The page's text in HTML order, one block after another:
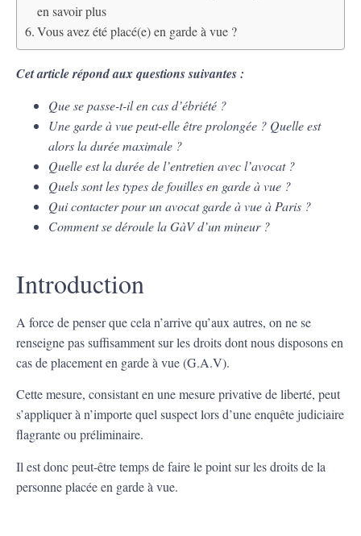
en savoir plus
Vous avez été placé(e) en garde à vue ?
Cet article répond aux questions suivantes :
Que se passe-t-il en cas d’ébriété ?
Une garde à vue peut-elle être prolongée ? Quelle est
alors la durée maximale ?
Quelle est la durée de l’entretien avec l’avocat ?
Quels sont les types de fouilles en garde à vue ?
Qui contacter pour un avocat garde à vue à Paris ?
Comment se déroule la GàV d’un mineur ?
Introduction
A force de penser que cela n’arrive qu’aux autres, on ne se
renseigne pas suffisamment sur les droits dont nous disposons en
cas de placement en garde à vue (G.A.V).
Cette mesure, consistant en une mesure privative de liberté, peut
s’appliquer à n’importe quel suspect lors d’une enquête judiciaire
flagrante ou préliminaire.
Il est donc peut-être temps de faire le point sur les droits de la
personne placée en garde à vue.